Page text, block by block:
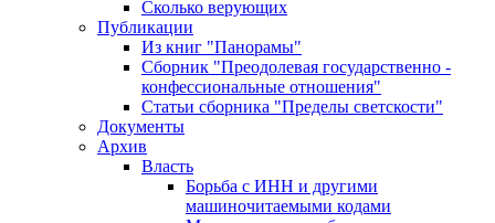
Сколько верующих
Публикации
Из книг "Панорамы"
Сборник "Преодолевая государственно -
конфессиональные отношения"
Статьи сборника "Пределы светскости"
Документы
Архив
Власть
Борьба с ИНН и другими
машиночитаемыми кодами